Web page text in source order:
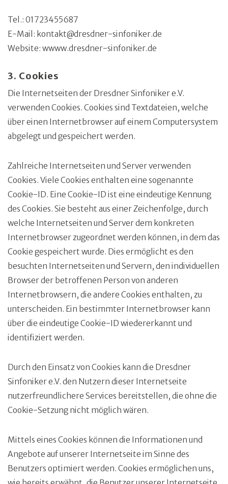
Tel.: 01723455687
E-Mail: kontakt@dresdner-sinfoniker.de
Website: wwww.dresdner-sinfoniker.de
3. Cookies
Die Internetseiten der Dresdner Sinfoniker e.V.
verwenden Cookies. Cookies sind Textdateien, welche
über einen Internetbrowser auf einem Computersystem
abgelegt und gespeichert werden.
Zahlreiche Internetseiten und Server verwenden
Cookies. Viele Cookies enthalten eine sogenannte
Cookie-ID. Eine Cookie-ID ist eine eindeutige Kennung
des Cookies. Sie besteht aus einer Zeichenfolge, durch
welche Internetseiten und Server dem konkreten
Internetbrowser zugeordnet werden können, in dem das
Cookie gespeichert wurde. Dies ermöglicht es den
besuchten Internetseiten und Servern, den individuellen
Browser der betroffenen Person von anderen
Internetbrowsern, die andere Cookies enthalten, zu
unterscheiden. Ein bestimmter Internetbrowser kann
über die eindeutige Cookie-ID wiedererkannt und
identifiziert werden.
Durch den Einsatz von Cookies kann die Dresdner
Sinfoniker e.V. den Nutzern dieser Internetseite
nutzerfreundlichere Services bereitstellen, die ohne die
Cookie-Setzung nicht möglich wären.
Mittels eines Cookies können die Informationen und
Angebote auf unserer Internetseite im Sinne des
Benutzers optimiert werden. Cookies ermöglichen uns,